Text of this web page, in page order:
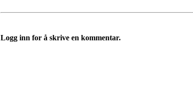
Logg inn for å skrive en kommentar.